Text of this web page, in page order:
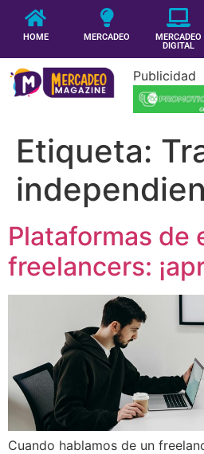
HOME MERCADEO
MERCADEO
DIGITAL
Publicidad
Etiqueta:
Plataformas de
freelancers:
Cuando hablamos de un